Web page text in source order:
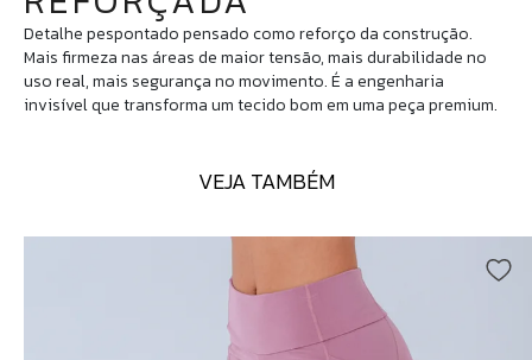
Detalhe pespontado pensado como reforço da construção.
Mais firmeza nas áreas de maior tensão, mais durabilidade no
uso real, mais segurança no movimento. É a engenharia
invisível que transforma um tecido bom em uma peça premium.
VEJA TAMBÉM